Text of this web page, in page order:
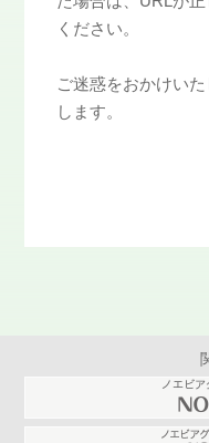
ください。
ご迷惑をおかけい
します。